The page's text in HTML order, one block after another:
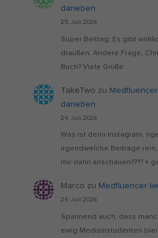
daneben
25. Juli 2026
Super Beitrag. Es gibt
draußen. Andere Frage,
Buch? Viele Grüße
TakeTwo zu
daneben
24. Juli 2026
Was ist denn Instagram,
irgendwelche Beiträge
mir dann anschauen???? +
Marco zu Medfluencer
24. Juli 2026
Spannend auch, dass
ewig Medizinstudenten